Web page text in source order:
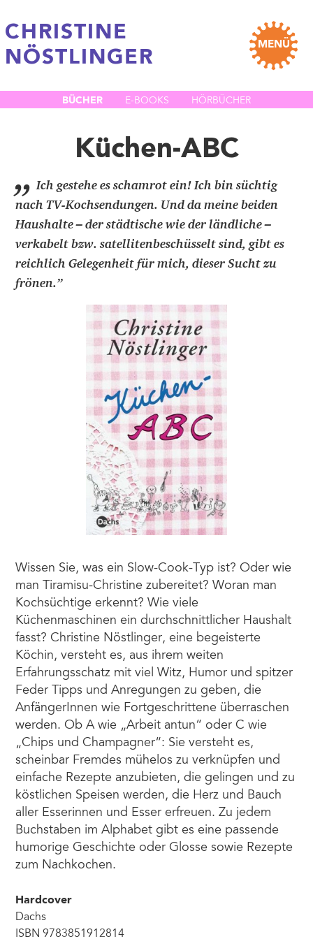
CHRISTINE
NÖSTLINGER
MENÜ
BÜCHER E-BOOKS HÖRBÜCHER
Küchen-ABC
„ Ich gestehe es schamrot ein! Ich bin süchtig
nach TV-Kochsendungen. Und da meine beiden
Haushalte – der städtische wie der ländliche –
verkabelt bzw. satellitenbeschüsselt sind, gibt es
reichlich Gelegenheit für mich, dieser Sucht zu
frönen.”
Wissen Sie, was ein Slow-Cook-Typ ist? Oder wie
man Tiramisu-Christine zubereitet? Woran man
Kochsüchtige erkennt? Wie viele
Küchenmaschinen ein durchschnittlicher Haushalt
fasst? Christine Nöstlinger, eine begeisterte
Köchin, versteht es, aus ihrem weiten
Erfahrungsschatz mit viel Witz, Humor und spitzer
Feder Tipps und Anregungen zu geben, die
AnfängerInnen wie Fortgeschrittene überraschen
werden. Ob A wie „Arbeit antun“ oder C wie
„Chips und Champagner“: Sie versteht es,
scheinbar Fremdes mühelos zu verknüpfen und
einfache Rezepte anzubieten, die gelingen und zu
köstlichen Speisen werden, die Herz und Bauch
aller Esserinnen und Esser erfreuen. Zu jedem
Buchstaben im Alphabet gibt es eine passende
humorige Geschichte oder Glosse sowie Rezepte
zum Nachkochen.
Hardcover
Dachs
ISBN 9783851912814